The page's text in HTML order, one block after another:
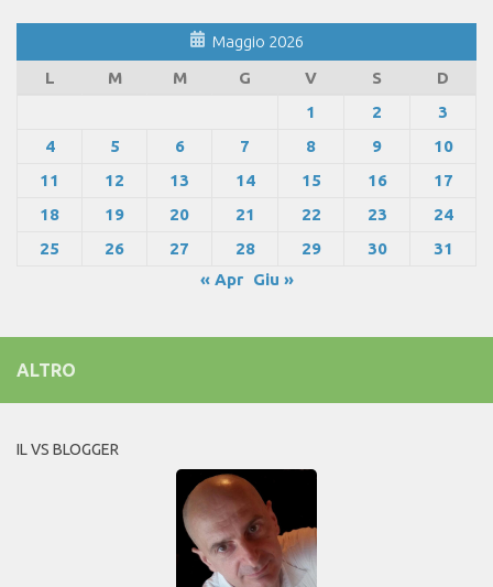
Maggio 2026
L
M M G V S
D
1
2
3
4
5 6 7 8 9
10
11
12 13 14 15 16
17
18
19 20 21 22 23
24
25
26 27 28 29 30
31
« Apr
Giu »
ALTRO
IL VS BLOGGER